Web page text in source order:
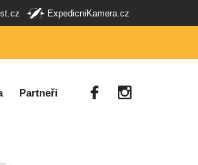
ExpedicniKamera.cz
Partneři